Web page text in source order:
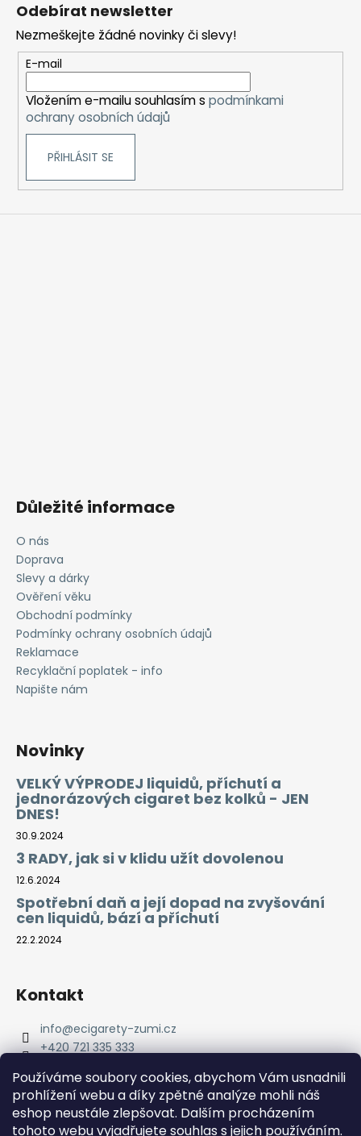
Používáme soubory cookies, abychom Vám usnadnili
prohlížení webu a díky zpětné analýze mohli náš
eshop neustále zlepšovat. Dalším procházením
tohoto webu vyjadřujete souhlas s jejich používáním.
Odebírat newsletter
Nezmeškejte žádné novinky či slevy!
E-mail
Vložením e-mailu souhlasím s podmínkami
ochrany osobních údajů
PŘIHLÁSIT SE
Důležité informace
O nás
Doprava
Slevy a dárky
Ověření věku
Obchodní podmínky
Podmínky ochrany osobních údajů
Reklamace
Recyklační poplatek - info
Napište nám
Novinky
VELKÝ VÝPRODEJ liquidů, příchutí a
jednorázových cigaret bez kolků - JEN
DNES!
30.9.2024
3 RADY, jak si v klidu užít dovolenou
12.6.2024
Spotřební daň a její dopad na zvyšování
cen liquidů, bází a příchutí
22.2.2024
Kontakt
info@ecigarety-zumi.cz
+420 721 335 333